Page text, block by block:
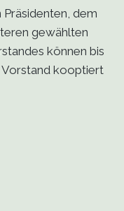
dem
gewählten
können bis
Vorstand kooptiert